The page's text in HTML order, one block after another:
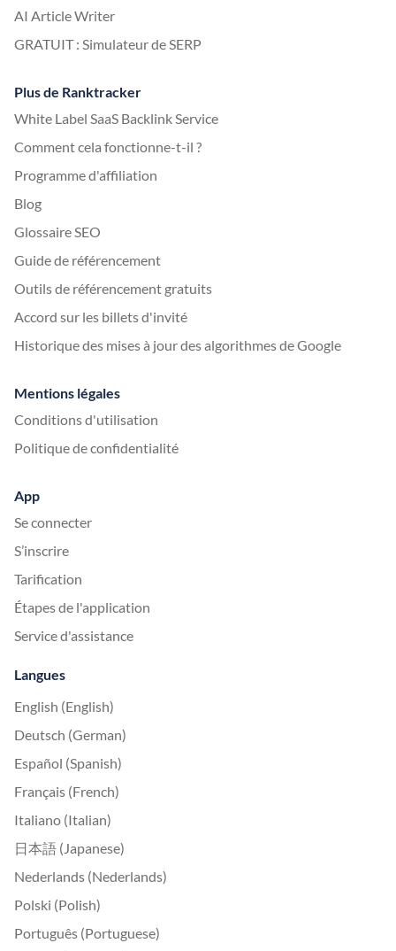
AI Article Writer
GRATUIT : Simulateur de SERP
Plus de Ranktracker
White Label SaaS Backlink Service
Comment cela fonctionne-t-il ?
Programme d'affiliation
Blog
Glossaire SEO
Guide de référencement
Outils de référencement gratuits
Accord sur les billets d'invité
Historique des mises à jour des algorithmes de Google
Mentions légales
Conditions d'utilisation
Politique de confidentialité
App
Se connecter
S’inscrire
Tarification
Étapes de l'application
Service d'assistance
Langues
English (English)
Deutsch (German)
Español (Spanish)
Français (French)
Italiano (Italian)
日本語 (Japanese)
Nederlands (Nederlands)
Polski (Polish)
Português (Portuguese)